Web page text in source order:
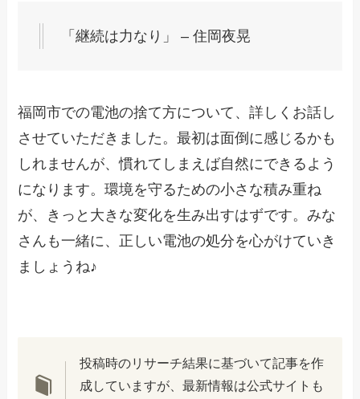
「継続は力なり」 – 住岡夜晃
福岡市での電池の捨て方について、詳しくお話し
させていただきました。最初は面倒に感じるかも
しれませんが、慣れてしまえば自然にできるよう
になります。環境を守るための小さな積み重ね
が、きっと大きな変化を生み出すはずです。みな
さんも一緒に、正しい電池の処分を心がけていき
ましょうね♪
投稿時のリサーチ結果に基づいて記事を作
成していますが、最新情報は公式サイトも